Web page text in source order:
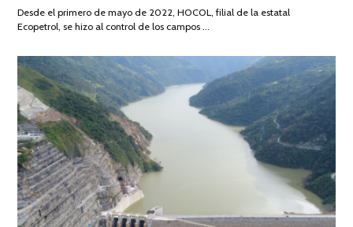
2026
Desde el primero de mayo de 2022, HOCOL, filial de la estatal
Ecopetrol, se hizo al control de los campos …